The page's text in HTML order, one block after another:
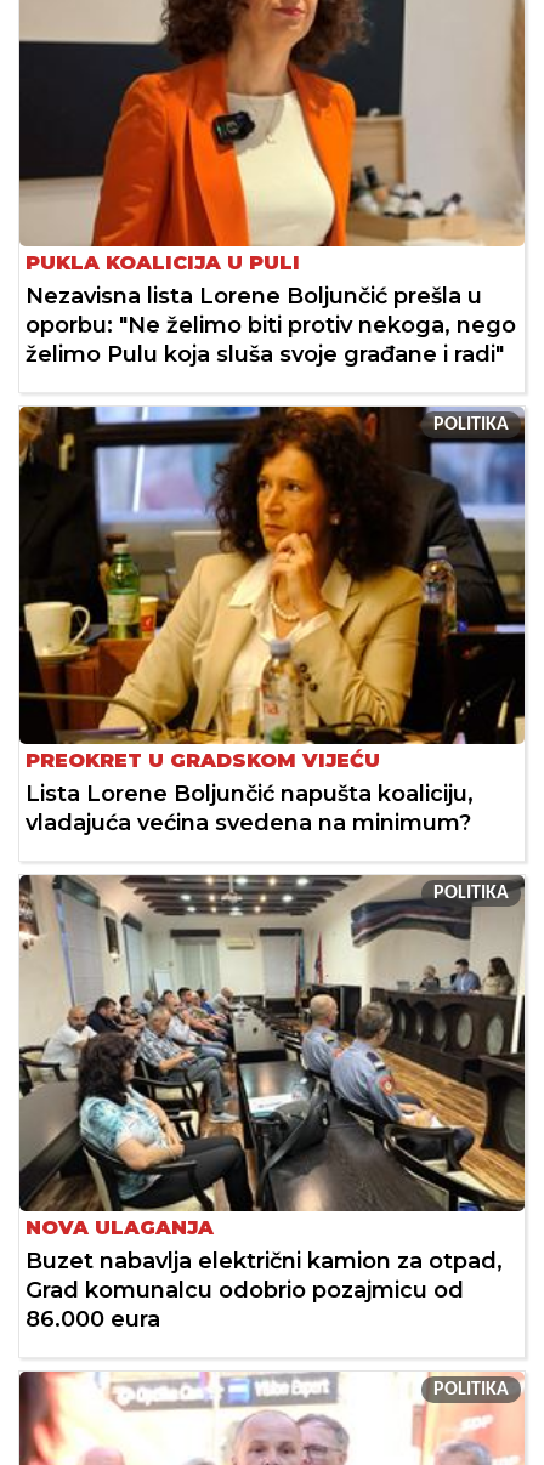
PUKLA KOALICIJA U PULI
Nezavisna lista Lorene Boljunčić prešla u
oporbu: "Ne želimo biti protiv nekoga, nego
želimo Pulu koja sluša svoje građane i radi"
POLITIKA
PREOKRET U GRADSKOM VIJEĆU
Lista Lorene Boljunčić napušta koaliciju,
vladajuća većina svedena na minimum?
POLITIKA
NOVA ULAGANJA
Buzet nabavlja električni kamion za otpad,
Grad komunalcu odobrio pozajmicu od
86.000 eura
POLITIKA